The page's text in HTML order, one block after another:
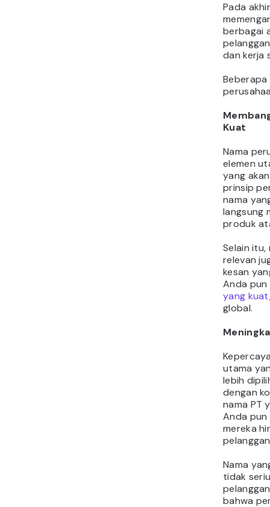
Pada
berbagai
dan kerja
Beberapa
Kuat
Nama
elemen
yang
prinsip
nama
langsung
produk
Selain
relevan
kesan
Anda
yang kuat
global.
utama
lebih
dengan
nama PT
Anda pun
mereka
Nama
tidak
bahwa